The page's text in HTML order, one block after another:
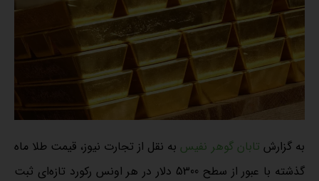
به گزارش تابان گوهر نفیس به نقل از تجارت نیوز، قیمت طلا ماه
گذشته با عبور از سطح 5300 دلار در هر اونس رکورد تازه‌ای ثبت